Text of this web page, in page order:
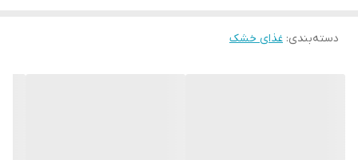
دسته‌بندی: غذای خشک